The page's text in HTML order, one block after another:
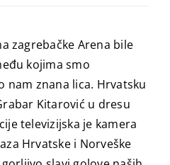
zagrebačke Arena bile
kojima smo
nam znana lica. Hrvatsku
Kitarović u dresu
televizijska je kamera
Hrvatske i Norveške